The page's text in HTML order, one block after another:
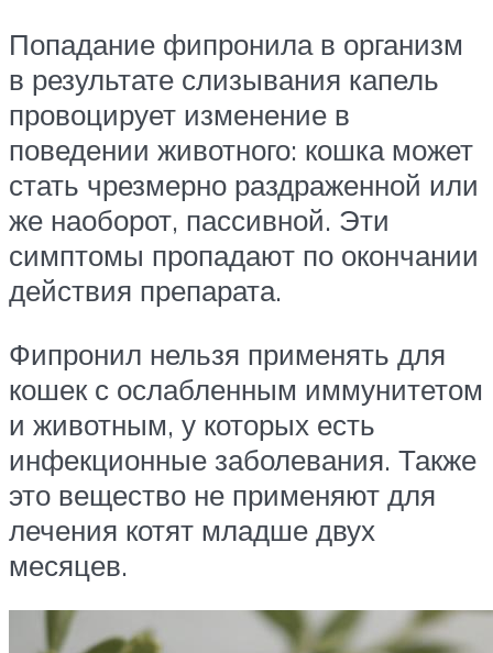
Попадание фипронила в организм
в результате слизывания капель
провоцирует изменение в
поведении животного: кошка может
стать чрезмерно раздраженной или
же наоборот, пассивной. Эти
симптомы пропадают по окончании
действия препарата.
Фипронил нельзя применять для
кошек с ослабленным иммунитетом
и животным, у которых есть
инфекционные заболевания. Также
это вещество не применяют для
лечения котят младше двух
месяцев.